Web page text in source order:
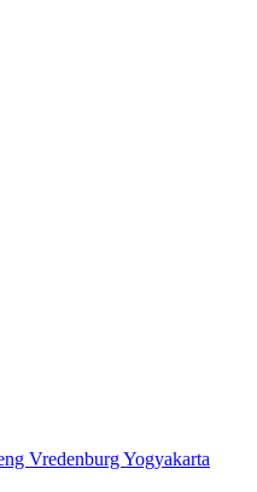
Vredenburg Yogyakarta